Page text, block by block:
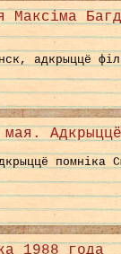
Максіма
адкрыццё
помніка
1988 года